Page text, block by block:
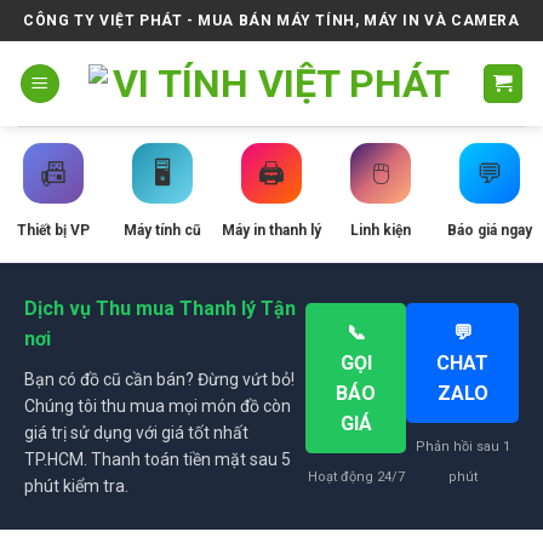
Skip
to
content
CÔNG TY VIỆT PHÁT - MUA BÁN MÁY TÍNH, MÁY IN VÀ CAMERA
📠
Thiết bị VP
🖥️
Máy tính cũ
🖨️
Máy in thanh lý
🖱️
Linh kiện
💬
Báo giá ngay
Dịch vụ Thu mua Thanh lý Tận
nơi
Bạn có đồ cũ cần bán? Đừng vứt bỏ!
Chúng tôi thu mua mọi món đồ còn
giá trị sử dụng với giá tốt nhất
TP.HCM. Thanh toán tiền mặt sau 5
phút kiểm tra.
📞
GỌI
BÁO
GIÁ
Hoạt động 24/7
💬
CHAT
ZALO
Phản hồi sau 1
phút